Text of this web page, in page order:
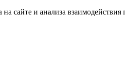
и анализа